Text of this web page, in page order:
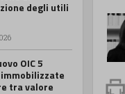
degli utili
OIC 5
tra valore